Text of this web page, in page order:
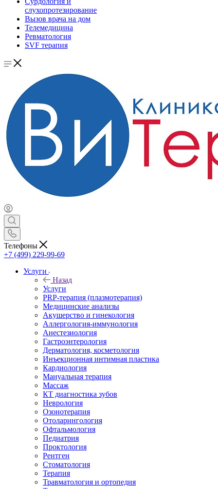
слухопротезирование
Вызов врача на дом
Телемедицина
Ревматология
SVF терапия
Телефоны
+7 (499) 229-99-69
Услуги
Назад
Услуги
PRP-терапия (плазмотерапия)
Медицинские анализы
Акушерство и гинекология
Аллергология-иммунология
Анестезиология
Гастроэнтерология
Дерматология, косметология
Инъекционная интимная пластика
Кардиология
Мануальная терапия
Массаж
КТ диагностика зубов
Неврология
Озонотерапия
Отоларингология
Офтальмология
Педиатрия
Проктология
Рентген
Стоматология
Терапия
Травматология и ортопедия